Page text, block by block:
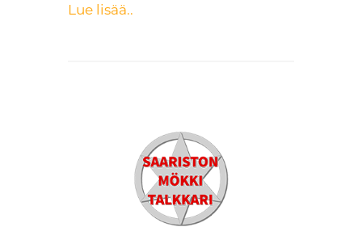
Lue lisää..